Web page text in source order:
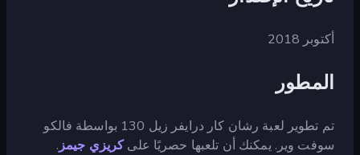
أكتوبر 2018
المطور
تم تطوير لعبة رشان كار درايفر زيل 130 بواسطة فالكو
سوفت وير. يمكنك أن تلعبها حصريًا علىكريزي جيمز.